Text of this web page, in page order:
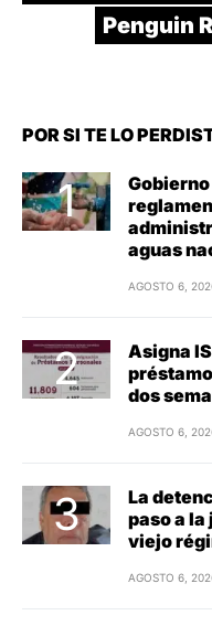
Penguin
POR SI TE LO
aguas
AGOSTO 6,
Asigna
dos
AGOSTO 6,
La
paso a
viejo
AGOSTO 6,